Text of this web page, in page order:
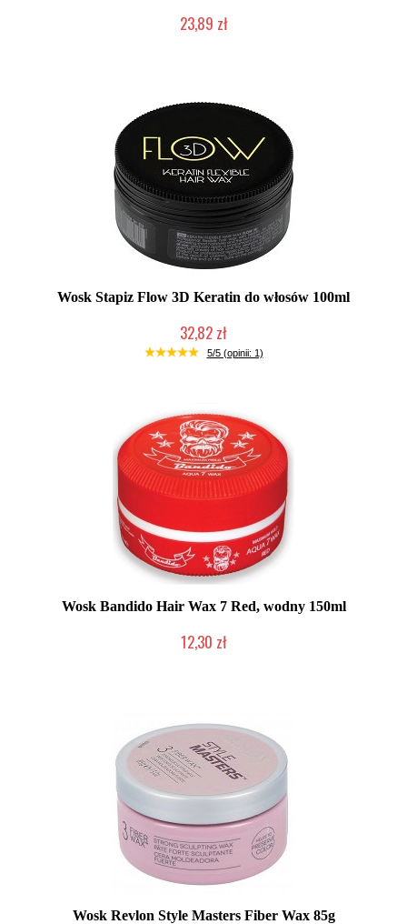
23,89 zł
Wosk Stapiz Flow 3D Keratin do włosów 100ml
32,82 zł
Duża ilość (wysyłka w 24h)
5/5 (opinii: 1)
Wosk Bandido Hair Wax 7 Red, wodny 150ml
12,30 zł
Wosk Revlon Style Masters Fiber Wax 85g